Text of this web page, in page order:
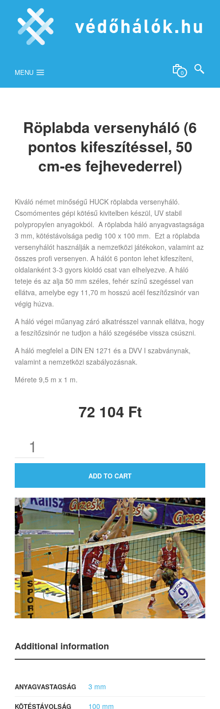
MENU 0
Röplabda versenyháló (6
pontos kifeszítéssel, 50
cm-es fejhevederrel)
Kiváló német minőségű HUCK röplabda versenyháló.
Csomómentes gépi kötésű kivitelben készül, UV stabil
polypropylen anyagokból. A röplabda háló anyagvastagsága
3 mm, kötéstávolsága pedig 100 x 100 mm. Ezt a röplabda
versenyhálót használják a nemzetközi játékokon, valamint az
összes profi versenyen. A hálót 6 ponton lehet kifeszíteni,
oldalanként 3-3 gyors kioldó csat van elhelyezve. A háló
teteje és az alja 50 mm széles, fehér színű szegéssel van
ellátva, amelybe egy 11,70 m hosszú acél feszítőzsinór van
végig húzva.
A háló végei műanyag záró alkatrésszel vannak ellátva, hogy
a feszítőzsinór ne tudjon a háló szegésébe vissza csúszni.
A háló megfelel a DIN EN 1271 és a DVV I szabványnak,
valamint a nemzetközi szabályozásnak.
Mérete 9,5 m x 1 m.
72 104 Ft
ADD TO CART
Additional information
ANYAGVASTAGSÁG 3 mm
KÖTÉSTÁVOLSÁG 100 mm